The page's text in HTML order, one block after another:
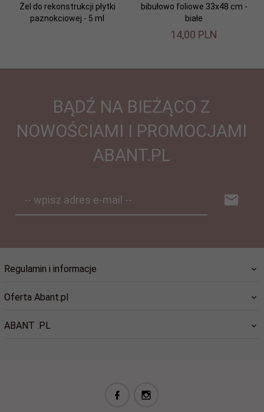
Żel do rekonstrukcji płytki
paznokciowej - 5 ml
bibułowo foliowe 33x48 cm -
białe
14,00 PLN
BĄDŹ NA BIEŻĄCO Z
NOWOŚCIAMI I PROMOCJAMI
ABANT.PL
-- wpisz adres e-mail --
Regulamin i informacje
Oferta Abant.pl
ABANT .PL